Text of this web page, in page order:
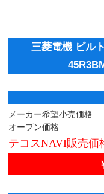
三菱電機 ビル
メーカー希望小売価格
オープン価格
テコスNAVI販売価